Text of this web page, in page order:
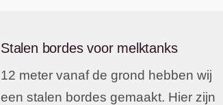
Stalen bordes voor melktanks
12 meter vanaf de grond hebben wij
een stalen bordes gemaakt. Hier zijn